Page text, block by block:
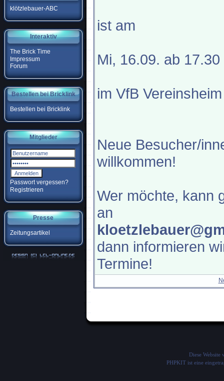
klötzlebauer-ABC
Interaktiv
The Brick Time
Impressum
Forum
Bestellen bei Bricklink
Bestellen bei Bricklink
Mitglieder
Passwort vergessen?
Registrieren
Presse
Zeitungsartikel
ist am
Mi, 16.09. ab 17.30
im VfB
Neue Besucher/
willkommen!
Wer möchte, kann
an
dann informieren
Termine!
Diese Website
PHPKIT ist eine